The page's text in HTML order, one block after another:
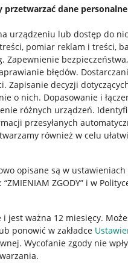
dane
urządzeniu lub dostęp do
pomiar reklam i treści,
. Zapewnienie bezpieczeństwa,
błędów.
. Zapisanie decyzji
o nich. Dopasowanie i
różnych urządzeń.
przesyłanych
również w celu
opisane są w ustawieniach
ZGODY” i w
jest ważna 12 miesięcy.
ponowić w zakładce
Wycofanie zgody nie
aplikację